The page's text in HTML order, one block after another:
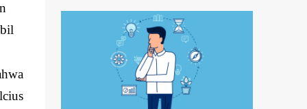
menunjang dan memperlancar proses
pembelajaran. Seperti pada siang itu,salah
satu Mahasiswa semester 4 melakukan
praktek Make-up Room dikamar Hotel
Kampus Akpar Majapahit. Adapun proses
Make-up room adalah : 1. SET UP